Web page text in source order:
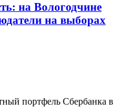
на Вологодчине
на выборах